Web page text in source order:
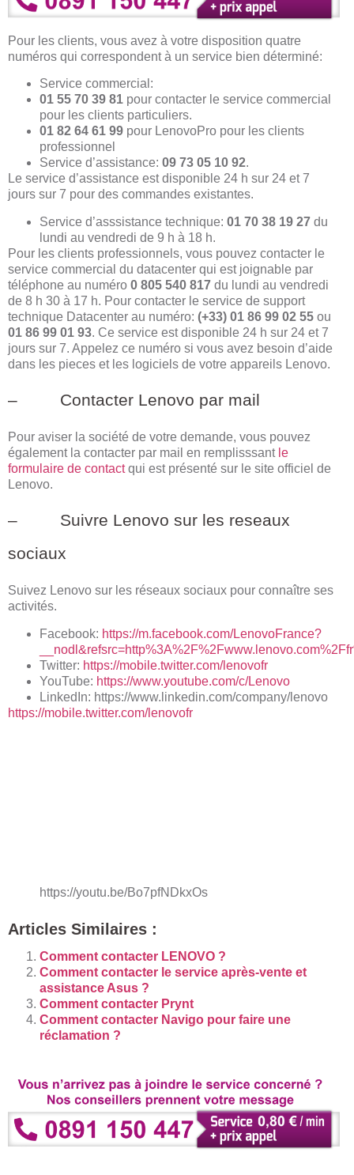
Pour les clients, vous avez à votre disposition quatre
numéros qui correspondent à un service bien déterminé:
Service commercial:
01 55 70 39 81 pour contacter le service commercial
pour les clients particuliers.
01 82 64 61 99 pour LenovoPro pour les clients
professionnel
Service d’assistance: 09 73 05 10 92.
Le service d’assistance est disponible 24 h sur 24 et 7
jours sur 7 pour des commandes existantes.
Service d’asssistance technique: 01 70 38 19 27 du
lundi au vendredi de 9 h à 18 h.
Pour les clients professionnels, vous pouvez contacter le
service commercial du datacenter qui est joignable par
téléphone au numéro 0 805 540 817 du lundi au vendredi
de 8 h 30 à 17 h. Pour contacter le service de support
technique Datacenter au numéro: (+33) 01 86 99 02 55 ou
01 86 99 01 93. Ce service est disponible 24 h sur 24 et 7
jours sur 7. Appelez ce numéro si vous avez besoin d’aide
dans les pieces et les logiciels de votre appareils Lenovo.
– Contacter Lenovo par mail
Pour aviser la société de votre demande, vous pouvez
également la contacter par mail en remplisssant le
formulaire de contactqui est présenté sur le site officiel de
Lenovo.
– Suivre Lenovo sur les reseaux
sociaux
Suivez Lenovo sur les réseaux sociaux pour connaître ses
activités.
Facebook: https://m.facebook.com/LenovoFrance?
Twitter: https://mobile.twitter.com/lenovofr
YouTube: https://www.youtube.com/c/Lenovo
LinkedIn: https://www.linkedin.com/company/lenovo
https://mobile.twitter.com/lenovofr
https://youtu.be/Bo7pfNDkxOs
Articles Similaires :
Comment contacter LENOVO ?
Comment contacter le service après-vente et
assistance Asus ?
Comment contacter Prynt
Comment contacter Navigo pour faire une
réclamation ?